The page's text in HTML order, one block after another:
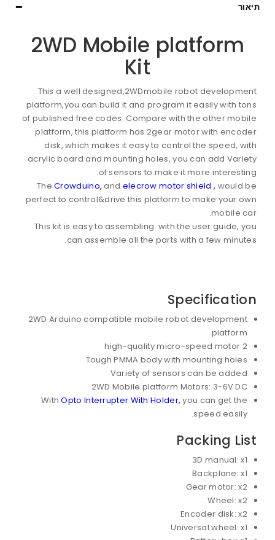
תיאור
2WD Mobile platform
Kit
This a well designed,2WDmobile robot development
platform,you can build it and program it easily with tons
of published free codes. Compare with the other mobile
platform, this platform has 2gear motor with encoder
disk, which makes it easy to control the speed, with
acrylic board and mounting holes, you can add Variety
of sensors to make it more interesting.
TheCrowduino, and elecrow motor shield , would be
perfect to control&drive this platform to make your own
mobile car.
This kit is easy to assembling. with the user guide, you
can assemble all the parts with a few minutes.
Specification
2WD Arduino compatible mobile robot development
platform
2 high-quality micro-speed motor
Tough PMMA body with mounting holes
Variety of sensors can be added
2WD Mobile platform Motors: 3-6V DC
WithOpto Interrupter With Holder, you can get the
speed easily.
Packing List
3D manual: x1
Backplane: x1
Gear motor: x2
Wheel: x2
Encoder disk: x2
Universal wheel: x1